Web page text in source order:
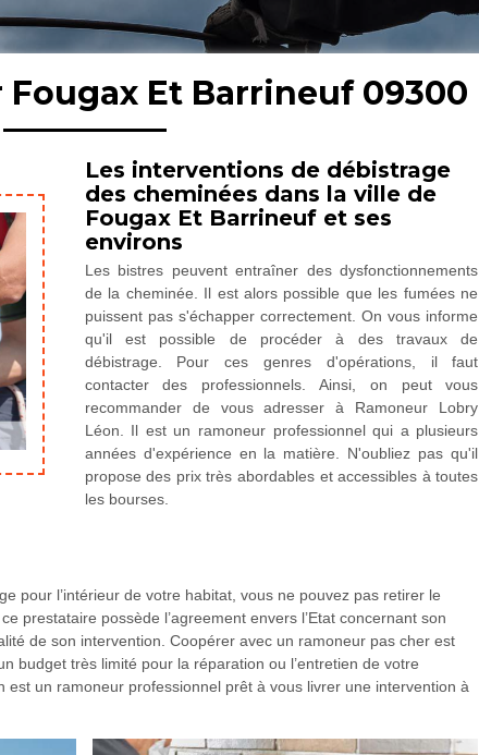
Et Barrineuf 09300
Les interventions de débistrage
des cheminées dans la ville de
Fougax Et Barrineuf et ses
environs
Les bistres peuvent entraîner des dysfonctionnements
de la cheminée. Il est alors possible que les fumées ne
puissent pas s'échapper correctement. On vous informe
qu'il est possible de procéder à des travaux de
débistrage. Pour ces genres d'opérations, il faut
contacter des professionnels. Ainsi, on peut vous
recommander de vous adresser à Ramoneur Lobry
Léon. Il est un ramoneur professionnel qui a plusieurs
années d'expérience en la matière. N'oubliez pas qu'il
propose des prix très abordables et accessibles à toutes
les bourses.
pour l’intérieur de votre habitat, vous ne pouvez pas retirer le
prestataire possède l’agreement envers l’Etat concernant son
de son intervention. Coopérer avec un ramoneur pas cher est
budget très limité pour la réparation ou l’entretien de votre
un ramoneur professionnel prêt à vous livrer une intervention à